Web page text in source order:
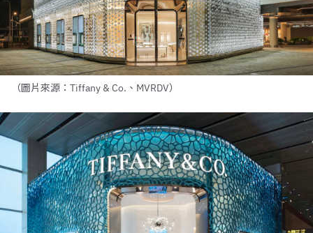
（圖片來源：Tiffany & Co.、MVRDV）